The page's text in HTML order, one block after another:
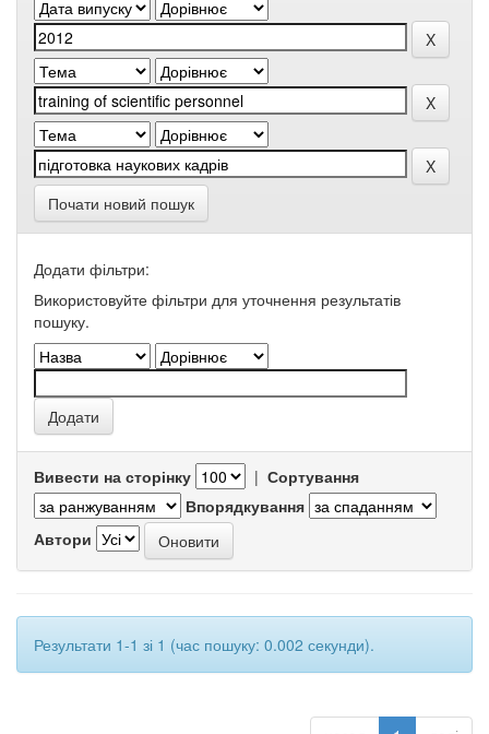
Почати новий пошук
Додати фільтри:
Використовуйте фільтри для уточнення результатів
пошуку.
Вивести на сторінку | Сортування
Впорядкування
Автори
Результати 1-1 зі 1 (час пошуку: 0.002 секунди).